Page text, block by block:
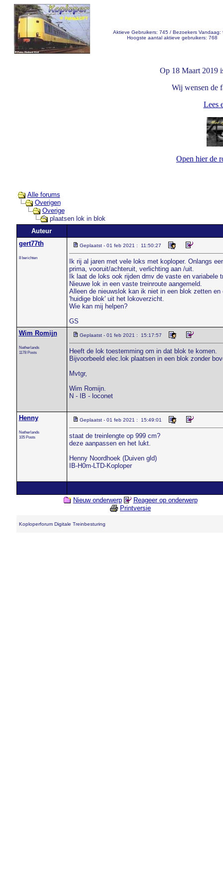
Aktieve Gebruikers: 745 / Bezoekers Vandaag:
Hoogste aantal aktieve gebruikers: 768
Op 18 Maart 2019
Wij wensen de
Lees
Open hier de
Alle forums
Overigen
Overige
plaatsen lok in blok
Auteur
gert77th
8 berichten
Geplaatst - 01 feb 2021 : 11:50:27
Ik rij al jaren met vele loks met koploper. Onlangs
prima, vooruit/achteruit, verlichting aan /uit.
Ik laat de loks ook rijden dmv de vaste en variabele
Nieuwe lok in een vaste treinroute aangemeld.
Alleen de nieuwslok kan ik niet in een blok zetten
'huidige blok' uit het lokoverzicht.
Wie kan mij helpen?
GS
Wim Romijn
Netherlands
1178 Posts
Geplaatst - 01 feb 2021 : 15:17:57
Heeft de lok toestemming om in dat blok te komen.
Bijvoorbeeld elec.lok plaatsen in een blok zonder
Mvtgr,
Wim Romijn.
N - IB - loconet
Henny
Netherlands
105 Posts
Geplaatst - 01 feb 2021 : 15:49:01
staat de treinlengte op 999 cm?
deze aanpassen en het lukt.
Henny Noordhoek (Duiven gld)
IB-H0m-LTD-Koploper
Nieuw onderwerp
Reageer op onderwerp
Printversie
Koploperforum Digitale Treinbesturing